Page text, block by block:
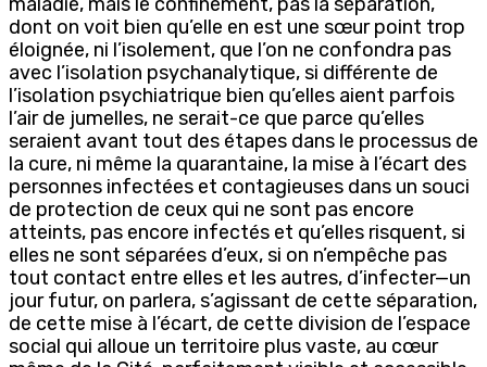
dont on voit bien qu’elle en est une sœur point trop
éloignée, ni l’isolement, que l’on ne confondra pas
avec l’isolation psychanalytique, si différente de
l’isolation psychiatrique bien qu’elles aient parfois
l’air de jumelles, ne serait-ce que parce qu’elles
seraient avant tout des étapes dans le processus de
la cure, ni même la quarantaine, la mise à l’écart des
personnes infectées et contagieuses dans un souci
de protection de ceux qui ne sont pas encore
atteints, pas encore infectés et qu’elles risquent, si
elles ne sont séparées d’eux, si on n’empêche pas
tout contact entre elles et les autres, d’infecter—un
jour futur, on parlera, s’agissant de cette séparation,
de cette mise à l’écart, de cette division de l’espace
social qui alloue un territoire plus vaste, au cœur